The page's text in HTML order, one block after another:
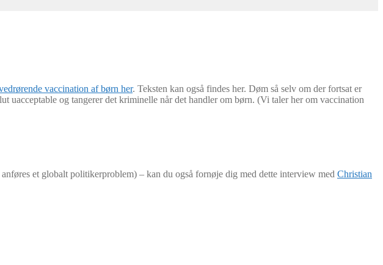
vaccination af børn her. Teksten kan også findes her. Døm så selv om der fortsat er
uacceptable og tangerer det kriminelle når det handler om børn. (Vi taler her om vaccination
et globalt politikerproblem) – kan du også fornøje dig med dette interview med Christian